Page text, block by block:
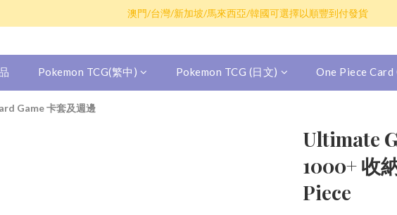
散卡買滿$100包平郵，全部產品買滿$800包順豐(香港境內)
澳門/台灣/新加坡/馬來西亞/韓國可選擇以順豐到付發貨
Pokemon TCG(繁中) Pokemon TCG (日文) One Piece Card
Game 卡套及週邊
Ultimate
1000+ 收
Piece